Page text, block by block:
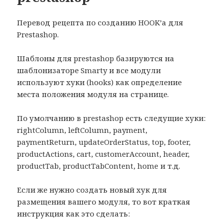
Перевод рецепта по созданию HOOK’а для
Prestashop.
Шаблоны для prestashop базируются на
шаблонизаторе Smarty и все модули
используют хуки (hooks) как определение
места положения модуля на странице.
По умолчанию в prestashop есть следущие хуки:
rightColumn, leftColumn, payment,
paymentReturn, updateOrderStatus, top, footer,
productActions, cart, customerAccount, header,
productTab, productTabContent, home и т.д.
Если же нужно создать новый хук для
размещения вашего модуля, то вот краткая
инструкция как это сделать: